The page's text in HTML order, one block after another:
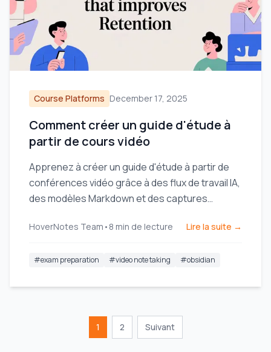
Course Platforms December 17, 2025
Comment créer un guide d'étude à
partir de cours vidéo
Apprenez à créer un guide d'étude à partir de
conférences vidéo grâce à des flux de travail IA,
des modèles Markdown et des captures
rendre l'étude plus efficace.
HoverNotes Team • 8 min de lecture Lire la suite →
#exam preparation #video note taking #obsidian
1 2 Suivant